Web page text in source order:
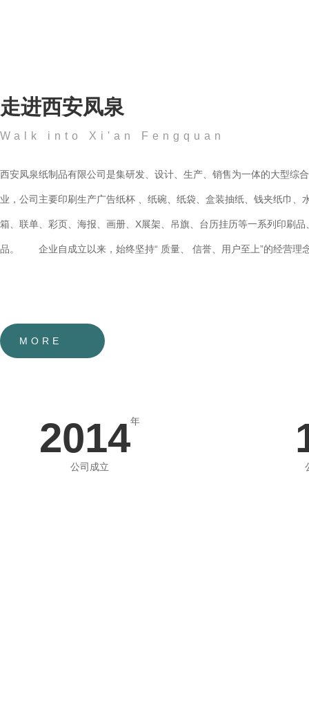
走进西安凤泉
Walk into Xi'an Fengquan
西安凤泉纸制品有限公司是集研发、设计、生产、销售为一体的大型综
业，公司主要印刷生产广告纸杯 、纸碗、纸袋、盒装抽纸、钱夹纸巾、水果箱、包装
箱、联单、彩页、海报、画册、X展架、吊旗、台历挂历等一系列印刷品
品。 企业自成立以来，始终坚持“ 质量、 信誉、用户至上”的经营理念，市场网络遍
MORE
2014年
公司成立